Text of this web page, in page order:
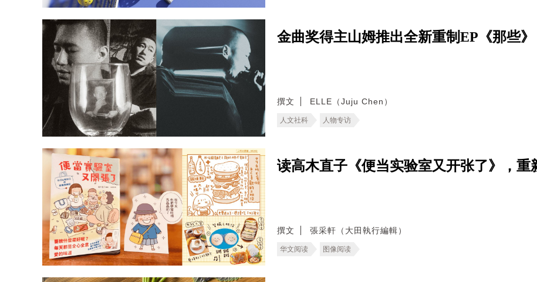
金曲奖得主山姆推出全新重制EP《那些
撰文 ELLE（Juju Chen）
人文社科 人物专访
读高木直子《便当实验室又开张了》，
撰文 張采軒（大田執行編輯）
华文阅读 图像阅读